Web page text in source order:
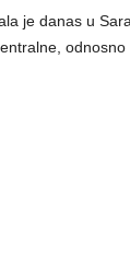
je danas u